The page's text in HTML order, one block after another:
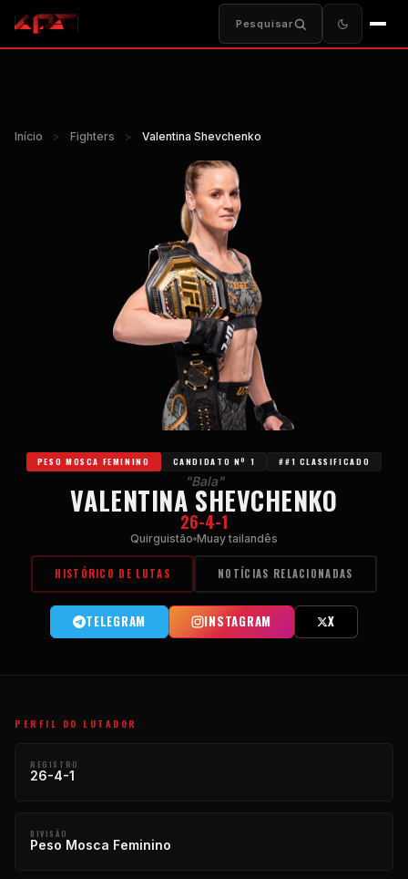
Pesquisar
Início > Fighters > Valentina Shevchenko
PESO MOSCA FEMININO CANDIDATO Nº 1 ##1 CLASSIFICADO
"Bala"
VALENTINA SHEVCHENKO
26-4-1
Quirguistão Muay tailandês
HISTÓRICO DE LUTAS NOTÍCIAS RELACIONADAS
TELEGRAM INSTAGRAM X
PERFIL DO LUTADOR
REGISTRO
26-4-1
DIVISÃO
Peso Mosca Feminino